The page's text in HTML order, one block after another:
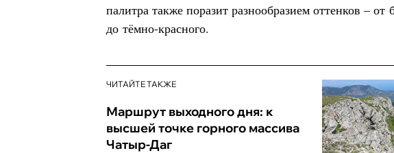
палитра также поразит разнообразием оттенков – от
до тёмно-красного.
ЧИТАЙТЕ ТАКЖЕ
Маршрут выходного дня: к
высшей точке горного массива
Чатыр-Даг